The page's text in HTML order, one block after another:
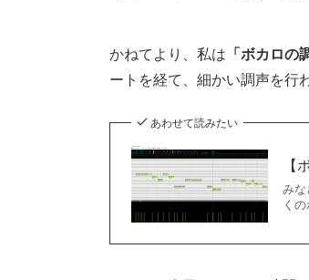
かねてより、私は 「ボカロの
ートを経て、細かい調声を行
あわせて読みたい
【
みな
く